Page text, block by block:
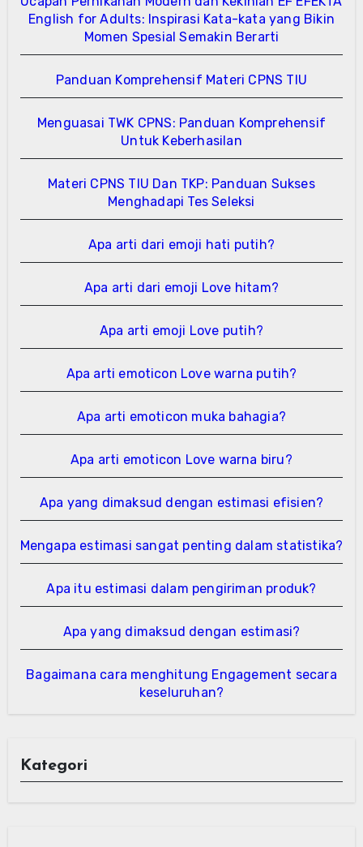
English for Adults: Inspirasi Kata-kata yang Bikin
Momen Spesial Semakin Berarti
Panduan Komprehensif Materi CPNS TIU
Menguasai TWK CPNS: Panduan Komprehensif
Untuk Keberhasilan
Materi CPNS TIU Dan TKP: Panduan Sukses
Menghadapi Tes Seleksi
Apa arti dari emoji hati putih?
Apa arti dari emoji Love hitam?
Apa arti emoji Love putih?
Apa arti emoticon Love warna putih?
Apa arti emoticon muka bahagia?
Apa arti emoticon Love warna biru?
Apa yang dimaksud dengan estimasi efisien?
Mengapa estimasi sangat penting dalam statistika?
Apa itu estimasi dalam pengiriman produk?
Apa yang dimaksud dengan estimasi?
Bagaimana cara menghitung Engagement secara
keseluruhan?
Kategori